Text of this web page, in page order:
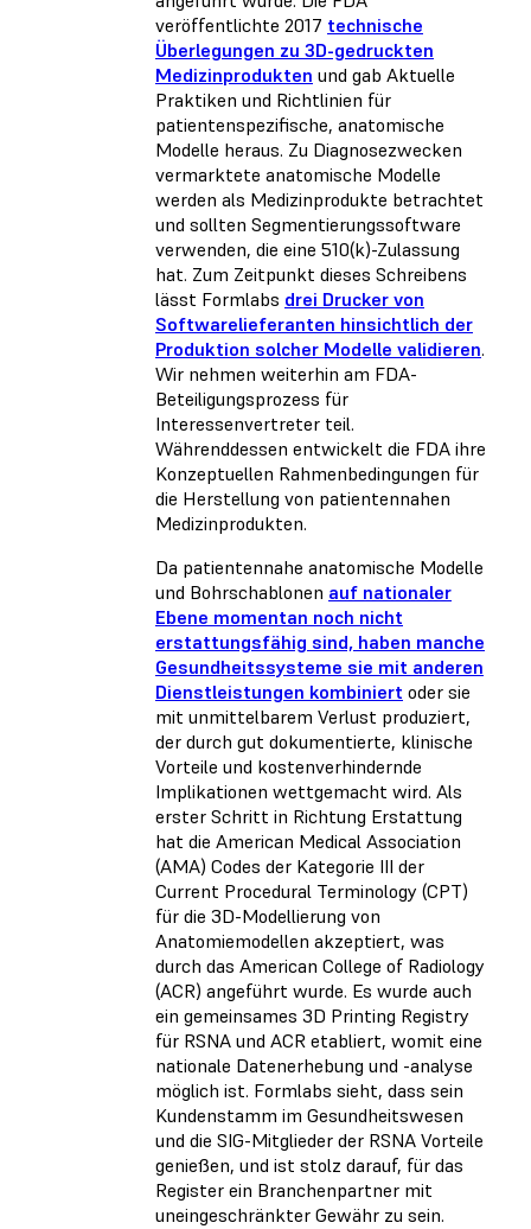
veröffentlichte 2017 technische
Überlegungen zu 3D-gedruckten
Medizinprodukten und gab Aktuelle
Praktiken und Richtlinien für
patientenspezifische, anatomische
Modelle heraus. Zu Diagnosezwecken
vermarktete anatomische Modelle
werden als Medizinprodukte betrachtet
und sollten Segmentierungssoftware
verwenden, die eine 510(k)-Zulassung
hat. Zum Zeitpunkt dieses Schreibens
lässt Formlabs drei Drucker von
Softwarelieferanten hinsichtlich der
Produktion solcher Modelle validieren.
Wir nehmen weiterhin am FDA-
Beteiligungsprozess für
Interessenvertreter teil.
Währenddessen entwickelt die FDA ihre
Konzeptuellen Rahmenbedingungen für
die Herstellung von patientennahen
Medizinprodukten.
Da patientennahe anatomische Modelle
und Bohrschablonen auf nationaler
Ebene momentan noch nicht
erstattungsfähig sind, haben manche
Gesundheitssysteme sie mit anderen
Dienstleistungen kombiniert oder sie
mit unmittelbarem Verlust produziert,
der durch gut dokumentierte, klinische
Vorteile und kostenverhindernde
Implikationen wettgemacht wird. Als
erster Schritt in Richtung Erstattung
hat die American Medical Association
(AMA) Codes der Kategorie III der
Current Procedural Terminology (CPT)
für die 3D-Modellierung von
Anatomiemodellen akzeptiert, was
durch das American College of Radiology
(ACR) angeführt wurde. Es wurde auch
ein gemeinsames 3D Printing Registry
für RSNA und ACR etabliert, womit eine
nationale Datenerhebung und -analyse
möglich ist. Formlabs sieht, dass sein
Kundenstamm im Gesundheitswesen
und die SIG-Mitglieder der RSNA Vorteile
genießen, und ist stolz darauf, für das
Register ein Branchenpartner mit
uneingeschränkter Gewähr zu sein.